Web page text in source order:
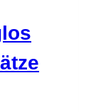
können
auf
der